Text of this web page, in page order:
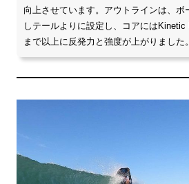
向上させています。アウトラインは、ボ
しテールよりに設定し、コアには
まで以上に反発力と強度が上がりました。